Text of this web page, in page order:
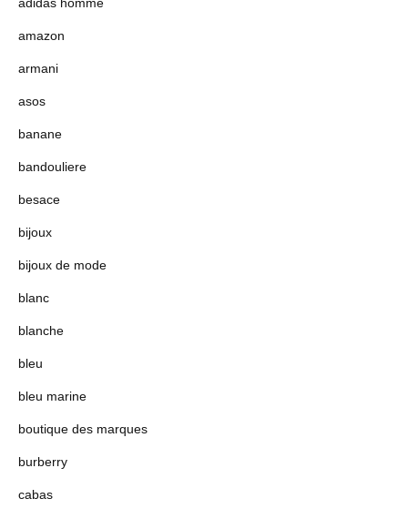
amazon
armani
asos
banane
bandouliere
besace
bijoux
bijoux de mode
blanc
blanche
bleu
bleu marine
boutique des marques
burberry
cabas